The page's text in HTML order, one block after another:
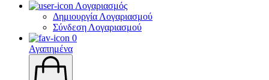
Λογαριασμός
Δημιουργία Λογαριασμού
Σύνδεση Λογαριασμού
0
Αγαπημένα